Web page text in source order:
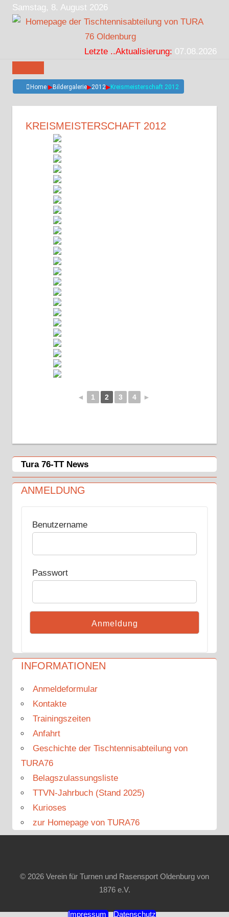
Zum
Inhalt
Samstag, 8. August 2026
Letzte ..Aktualisierung: 07.08.2026
Home ▶Bildergalerie▶2012▶Kreismeisterschaft 2012
KREISMEISTERSCHAFT 2012
◄ 1 2 3 4 ►
Tura 76-TT News
ANMELDUNG
Benutzername
Passwort
INFORMATIONEN
Anmeldeformular
Kontakte
Trainingszeiten
Anfahrt
Geschichte der Tischtennisabteilung von
TURA76
Belagszulassungsliste
TTVN-Jahrbuch (Stand 2025)
Kurioses
zur Homepage von TURA76
© 2026 Verein für Turnen und Rasensport Oldenburg von
1876 e.V.
Impressum Datenschutz